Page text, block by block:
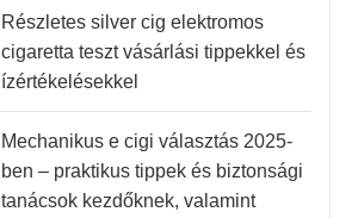
Részletes silver cig elektromos
cigaretta teszt vásárlási tippekkel és
ízértékelésekkel
Mechanikus e cigi választás 2025-
ben – praktikus tippek és biztonsági
tanácsok kezdőknek, valamint